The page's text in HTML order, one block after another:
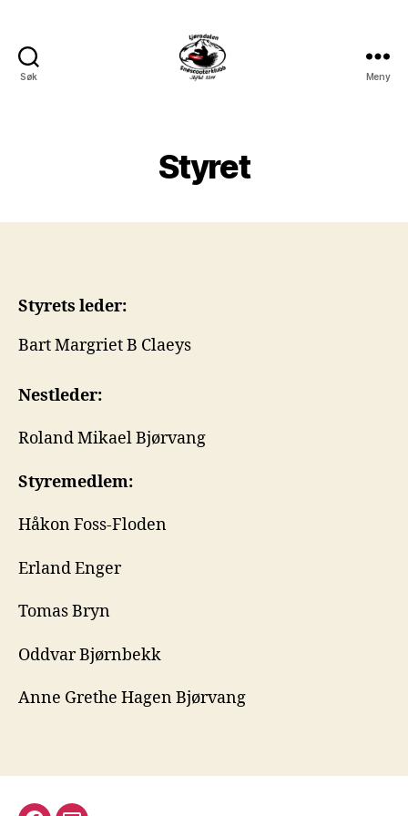
Søk Meny
Styret
Styrets leder:
Bart Margriet B Claeys
Nestleder:
Roland Mikael Bjørvang
Styremedlem:
Håkon Foss-Floden
Erland Enger
Tomas Bryn
Oddvar Bjørnbekk
Anne Grethe Hagen Bjørvang